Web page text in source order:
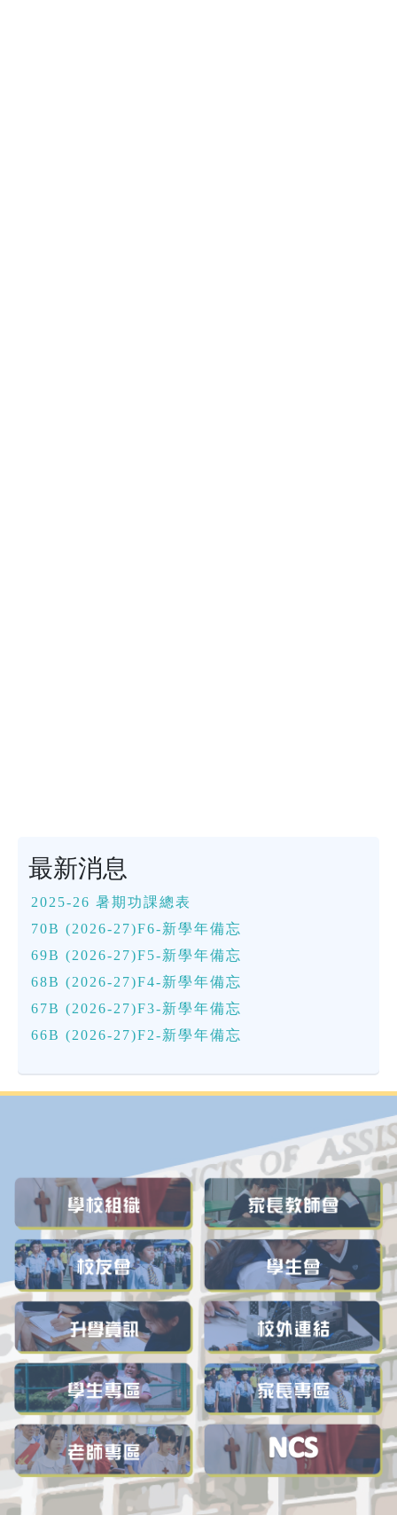
最新消息
2025-26 暑期功課總表
70B (2026-27)F6-新學年備忘
69B (2026-27)F5-新學年備忘
68B (2026-27)F4-新學年備忘
67B (2026-27)F3-新學年備忘
66B (2026-27)F2-新學年備忘